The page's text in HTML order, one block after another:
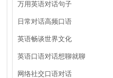
万用英语对话句子
日常对话高频口语
英语畅谈世界文化
英语口语对话想聊就聊
网络社交口语对话